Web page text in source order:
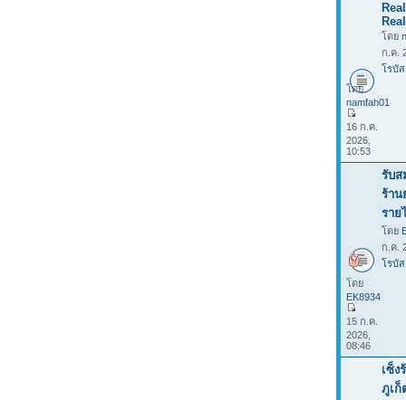
โดย
ก.ค.
โรบั
โดย
namfah01
16 ก.ค.
2026,
10:53
รับส
ร้าน
ราย
โดย
ก.ค.
โรบั
โดย
EK8934
15 ก.ค.
2026,
08:46
เซ็ง
ภูเก็